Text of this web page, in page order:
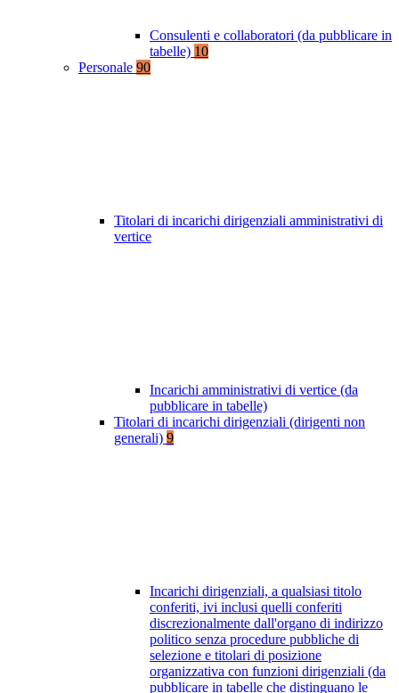
Consulenti e collaboratori (da pubblicare in
tabelle) 10
Personale 90
Titolari di incarichi dirigenziali amministrativi di
vertice
Incarichi amministrativi di vertice (da
pubblicare in tabelle)
Titolari di incarichi dirigenziali (dirigenti non
generali) 9
Incarichi dirigenziali, a qualsiasi titolo
conferiti, ivi inclusi quelli conferiti
discrezionalmente dall'organo di indirizzo
politico senza procedure pubbliche di
selezione e titolari di posizione
organizzativa con funzioni dirigenziali (da
pubblicare in tabelle che distinguano le